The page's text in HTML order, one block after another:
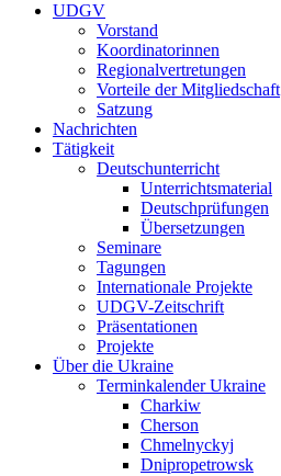
UDGV
Vorstand
Koordinatorinnen
Regionalvertretungen
Vorteile der Mitgliedschaft
Satzung
Nachrichten
Tätigkeit
Deutschunterricht
Unterrichtsmaterial
Deutschprüfungen
Übersetzungen
Seminare
Tagungen
Internationale Projekte
UDGV-Zeitschrift
Präsentationen
Projekte
Über die Ukraine
Terminkalender Ukraine
Charkiw
Cherson
Chmelnyckyj
Dnipropetrowsk